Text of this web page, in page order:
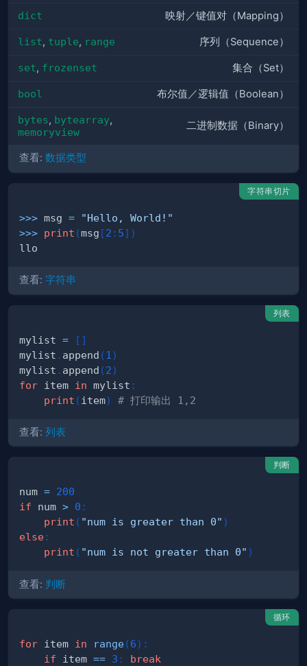
dict 映射／键值对（Mapping）
list, tuple, range 序列（Sequence）
set, frozenset 集合（Set）
bool 布尔值／逻辑值（Boolean）
bytes, bytearray,
memoryview
二进制数据（Binary）
查看: 数据类型
字符串切片
>>> msg =
"Hello, World!"
>>> print (msg [2 : 5] )
查看: 字符串
列表
mylist = [ ]
mylist . append (1 )
mylist . append (2)
for item in mylist :
print ( item) # 打印输出 1,2
查看: 列表
判断
num = 200
if num > 0 :
print ( "num is greater than 0" )
else:
print ( "num is not greater than 0" )
查看: 判断
循环
for item in range(6) :
if item == 3 :
break